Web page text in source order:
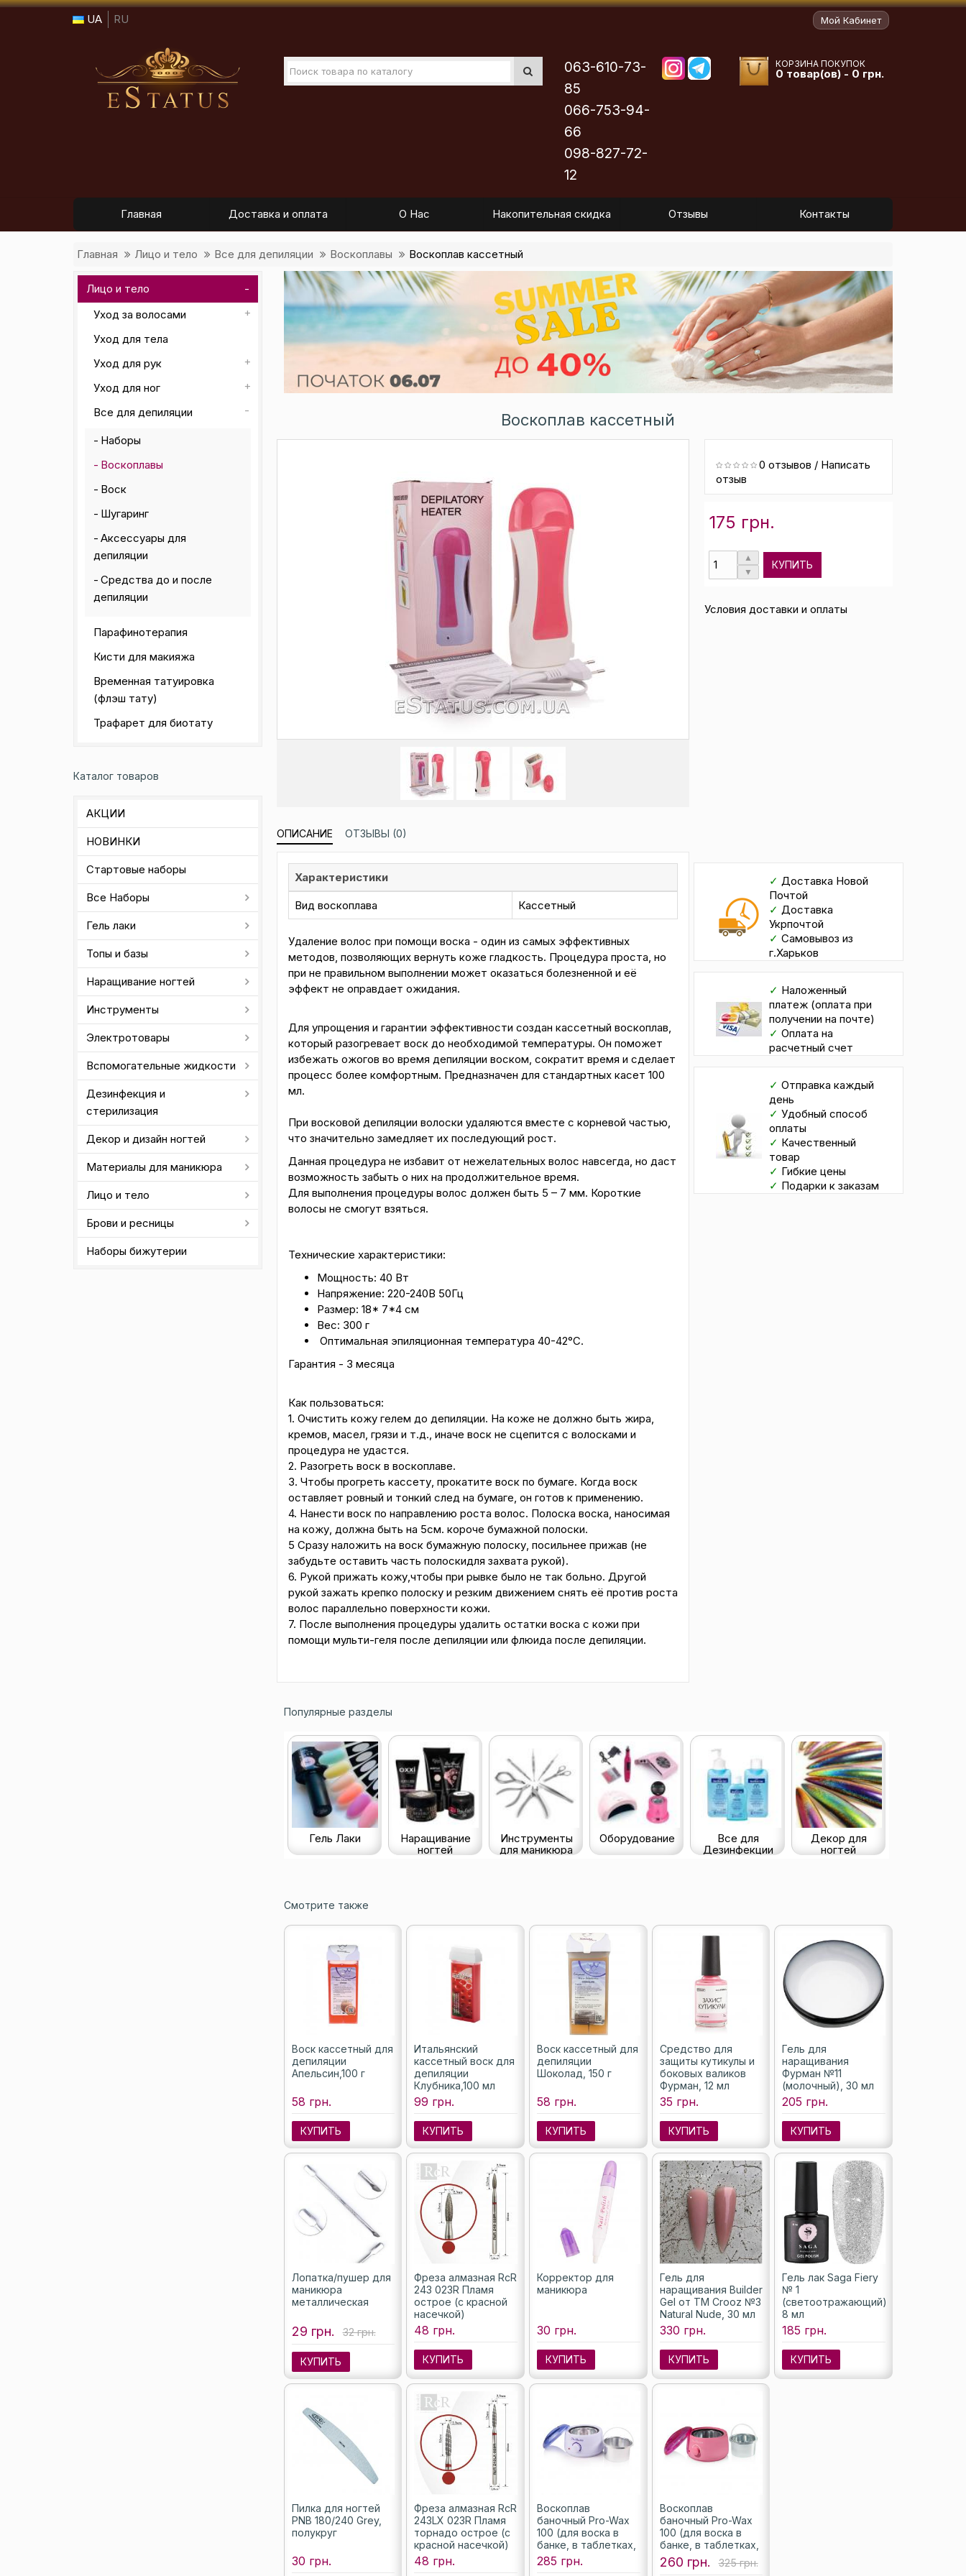
UA RU Мой Кабинет
063-610-73-
85
066-753-94-
66
098-827-72-
12
КОРЗИНА ПОКУПОК
0 товар(ов) - 0 грн.
Главная Доставка и оплата О Нас Накопительная скидка Отзывы Контакты
Главная Лицо и тело Все для депиляции Воскоплавы Воскоплав кассетный
Лицо и тело
Уход за волосами
Уход для тела
Уход для рук
Уход для ног
Все для депиляции
Наборы
Воскоплавы
Воск
Шугаринг
Аксессуары для
депиляции
Средства до и после
депиляции
Парафинотерапия
Кисти для макияжа
Временная татуировка
(флэш тату)
Трафарет для биотату
Каталог товаров
АКЦИИ
НОВИНКИ
Стартовые наборы
Все Наборы
Гель лаки
Топы и базы
Наращивание ногтей
Инструменты
Электротовары
Вспомогательные жидкости
Дезинфекция и
стерилизация
Декор и дизайн ногтей
Материалы для маникюра
Лицо и тело
Брови и ресницы
Наборы бижутерии
Воскоплав кассетный
ОПИСАНИЕ ОТЗЫВЫ (0)
0 отзывов / Написать
отзыв
175 грн.
КУПИТЬ
Условия доставки и оплаты
Характеристики
Вид воскоплава Кассетный
Удаление волос при помощи воска - один из самых эффективных
методов, позволяющих вернуть коже гладкость. Процедура проста, но
при не правильном выполнении может оказаться болезненной и её
эффект не оправдает ожидания.
Для упрощения и гарантии эффективности создан кассетный воскоплав,
который разогревает воск до необходимой температуры. Он поможет
избежать ожогов во время депиляции воском, сократит время и сделает
процесс более комфортным. Предназначен для стандартных касет 100
мл.
При восковой депиляции волоски удаляются вместе с корневой частью,
что значительно замедляет их последующий рост.
Данная процедура не избавит от нежелательных волос навсегда, но даст
возможность забыть о них на продолжительное время.
Для выполнения процедуры волос должен быть 5 – 7 мм. Короткие
волосы не смогут взяться.
Технические характеристики:
Мощность: 40 Вт
Напряжение: 220-240В 50Гц
Размер: 18* 7*4 см
Вес: 300 г
Оптимальная эпиляционная температура 40-42°C.
Гарантия - 3 месяца
Как пользоваться:
1. Очистить кожу гелем до депиляции. На коже не должно быть жира,
кремов, масел, грязи и т.д., иначе воск не сцепится с волосками и
процедура не удастся.
2. Разогреть воск в воскоплаве.
3. Чтобы прогреть кассету, прокатите воск по бумаге. Когда воск
оставляет ровный и тонкий след на бумаге, он готов к применению.
4. Нанести воск по направлению роста волос. Полоска воска, наносимая
на кожу, должна быть на 5см. короче бумажной полоски.
5 Сразу наложить на воск бумажную полоску, посильнее прижав (не
забудьте оставить часть полоскидля захвата рукой).
6. Рукой прижать кожу,чтобы при рывке было не так больно. Другой
рукой зажать крепко полоску и резким движением снять её против роста
волос параллельно поверхности кожи.
7. После выполнения процедуры удалить остатки воска с кожи при
помощи мульти-геля после депиляции или флюида после депиляции.
✓ Доставка Новой
Почтой
✓ Доставка
Укрпочтой
✓ Самовывоз из
г.Харьков
✓ Наложенный
платеж (оплата при
получении на почте)
✓ Оплата на
расчетный счет
✓ Отправка каждый
день
✓ Удобный способ
оплаты
✓ Качественный
товар
✓ Гибкие цены
✓ Подарки к заказам
Популярные разделы
Гель Лаки
Наращивание
ногтей
Инструменты
для маникюра
Оборудование
Все для
Дезинфекции
Декор для
ногтей
Смотрите также
Воск кассетный для
депиляции
Апельсин,100 г
58 грн.
КУПИТЬ
Итальянский
кассетный воск для
депиляции
Клубника,100 мл
99 грн.
КУПИТЬ
Воск кассетный для
депиляции
Шоколад, 150 г
58 грн.
КУПИТЬ
Средство для
защиты кутикулы и
боковых валиков
Фурман, 12 мл
35 грн.
КУПИТЬ
Гель для
наращивания
Фурман №11
(молочный), 30 мл
205 грн.
КУПИТЬ
Лопатка/пушер для
маникюра
металлическая
29 грн. 32 грн.
КУПИТЬ
Фреза алмазная RcR
243 023R Пламя
острое (с красной
насечкой)
48 грн.
КУПИТЬ
Корректор для
маникюра
30 грн.
КУПИТЬ
Гель для
наращивания Builder
Gel от ТМ Crooz №3
Natural Nude, 30 мл
330 грн.
КУПИТЬ
Гель лак Saga Fiery
№ 1
(светоотражающий),
8 мл
185 грн.
КУПИТЬ
Пилка для ногтей
PNB 180/240 Grey,
полукруг
30 грн.
Фреза алмазная RcR
243LX 023R Пламя
торнадо острое (с
красной насечкой)
48 грн.
Воскоплав
баночный Pro-Wax
100 (для воска в
банке, в таблетках,
в гранулах)
285 грн.
Воскоплав
баночный Pro-Wax
100 (для воска в
банке, в таблетках,
в гранулах), цвет
розовый
260 грн. 325 грн.